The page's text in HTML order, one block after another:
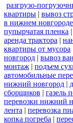
разгрузо-
квартиры | вывоз
в нижнем новгороде
пупырчатая пленка |
аренда трактора |
квартиры от мусора
новгород | вывоз
монтаж | подъем
автомобильные
нижний новгород |
сборщиков | газель
перевозки нижний
лента | перевозка
копка погреба |